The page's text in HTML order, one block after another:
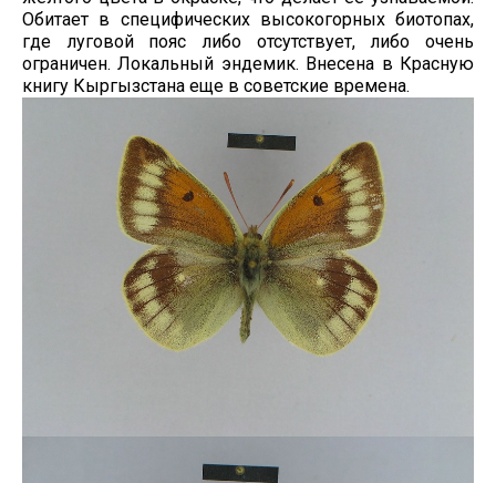
Обитает в специфических высокогорных биотопах,
где луговой пояс либо отсутствует, либо очень
ограничен. Локальный эндемик. Внесена в Красную
книгу Кыргызстана еще в советские времена.